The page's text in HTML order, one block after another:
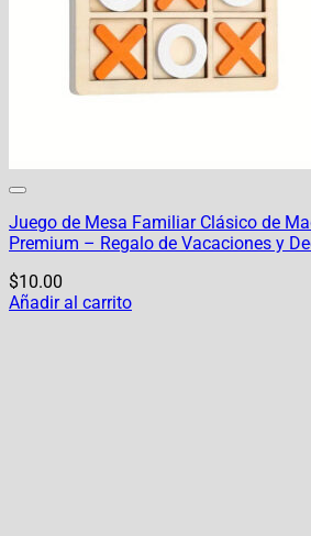
Pago seguro!
Envío gratis en 24 horas!
Regístrate Gratis aquí!
Pago seguro!
Juego de Mesa Familiar Clásico de
Premium – Regalo de Vacaciones y
$10.00
Añadir al carrito